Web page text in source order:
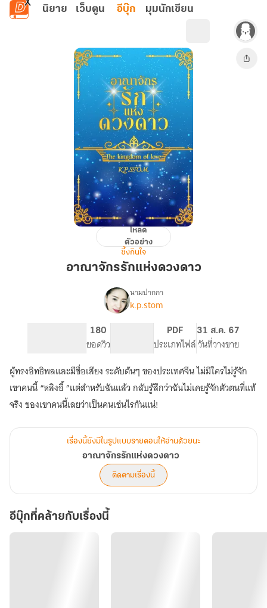
ข้ามไปยังเนื้อหาหลัก
นิยาย เว็บตูน อีบุ๊ก มุมนักเขียน
อาณาจักร
แห่ง
โหลด
ตัวอย่าง
ซึ้งกินใจ
อาณาจักรรักแห่งดวงดาว
เรื่อง
ดวงดาว
นามปากกา
k.p.stom
180
ยอดวิว
PDF
ประเภทไฟล์
31 ส.ค. 67
วันที่วางขาย
ผู้ทรงอิทธิพลและมีชื่อเสียง ระดับต้นๆ ของประเทศจีน ไม่มีใครไม่รู้จัก
เขาคนนี้ “หลิงอี้ ”แต่สำหรับฉันแล้ว กลับรู้สึกว่าฉันไม่เคยรู้จักตัวตนที่แท้
จริง ของเขาคนนี้เลยว่าเป็นคนเช่นไรกันแน่!
เรื่องนี้ยังมีในรูปแบบรายตอนให้อ่านด้วยนะ
อาณาจักรรักแห่งดวงดาว
ติดตามเรื่องนี้
อีบุ๊กที่คล้ายกับเรื่องนี้